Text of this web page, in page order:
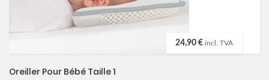
24,90 € incl. TVA
Oreiller Pour Bébé Taille 1